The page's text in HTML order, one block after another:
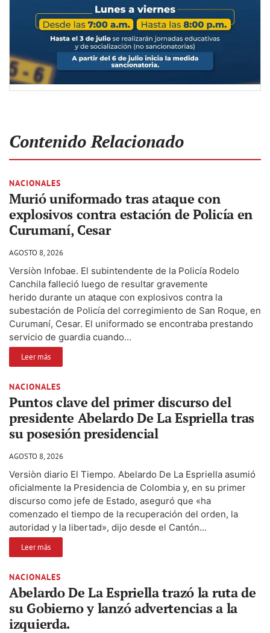
Contenido Relacionado
NACIONALES
Murió uniformado tras ataque con
explosivos contra estación de Policía en
Curumaní, Cesar
AGOSTO 8, 2026
Versiòn Infobae. El subintendente de la Policía Rodelo
Canchila falleció luego de resultar gravemente
herido durante un ataque con explosivos contra la
subestación de Policía del corregimiento de San Roque, en
Curumaní, Cesar. El uniformado se encontraba prestando
servicio de guardia cuando...
Leer más
NACIONALES
Puntos clave del primer discurso del
presidente Abelardo De La Espriella tras
su posesión presidencial
AGOSTO 8, 2026
Versiòn diario El Tiempo. Abelardo De La Espriella asumió
oficialmente la Presidencia de Colombia y, en su primer
discurso como jefe de Estado, aseguró que «ha
comenzado el tiempo de la recuperación del orden, la
autoridad y la libertad», dijo desde el Cantón...
Leer más
NACIONALES
Abelardo De La Espriella trazó la ruta de
su Gobierno y lanzó advertencias a la
izquierda.